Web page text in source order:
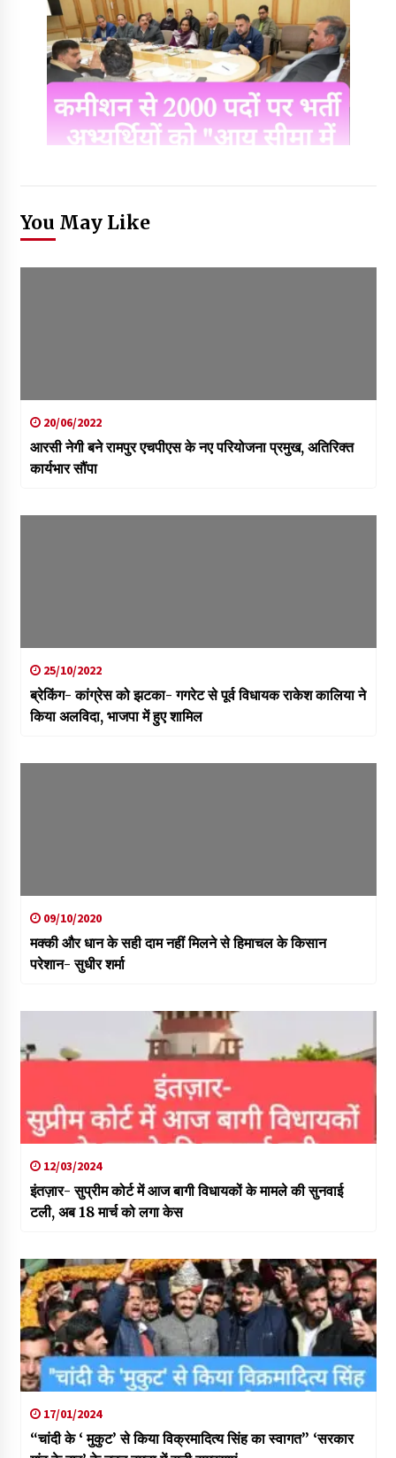
You May Like
20/06/2022
आरसी नेगी बने रामपुर एचपीएस के नए परियोजना प्रमुख, अतिरिक्त
कार्यभार सौंपा
25/10/2022
ब्रेकिंग- कांग्रेस को झटका- गगरेट से पूर्व विधायक राकेश कालिया ने
किया अलविदा, भाजपा में हुए शामिल
09/10/2020
मक्की और धान के सही दाम नहीं मिलने से हिमाचल के किसान
परेशान- सुधीर शर्मा
12/03/2024
इंतज़ार- सुप्रीम कोर्ट में आज बागी विधायकों के मामले की सुनवाई
टली, अब 18 मार्च को लगा केस
17/01/2024
“चांदी के ‘ मुकुट’ से किया विक्रमादित्य सिंह का स्वागत” ‘सरकार